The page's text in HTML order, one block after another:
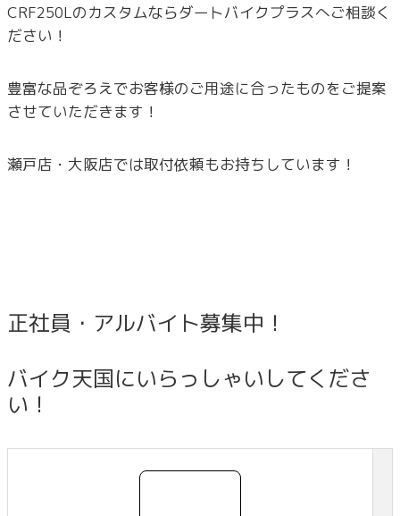
CRF250Lのカスタムならダートバイクプラスへご相談く
ださい！
豊富な品ぞろえでお客様のご用途に合ったものをご提案
させていただきます！
瀬戸店・大阪店では取付依頼もお持ちしています！
正社員・アルバイト募集中！
バイク天国にいらっしゃいしてくださ
い！